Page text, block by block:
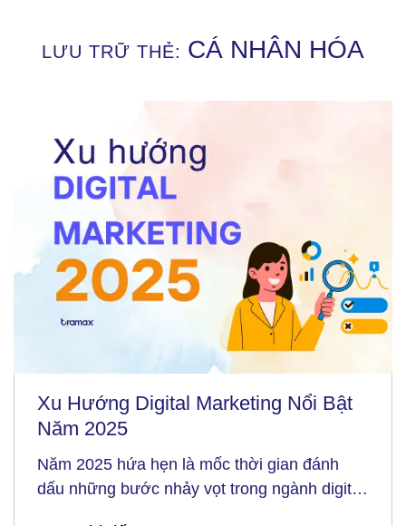
LƯU TRỮ THẺ: CÁ NHÂN HÓA
Xu Hướng Digital Marketing Nổi Bật
Năm 2025
Năm 2025 hứa hẹn là mốc thời gian đánh
dấu những bước nhảy vọt trong ngành digital